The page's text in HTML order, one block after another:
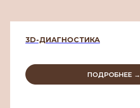
3D-ДИАГНОСТИКА
ПОДРОБНЕЕ →